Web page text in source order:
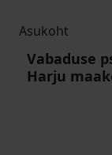
Asukoht
Vabaduse
Harju